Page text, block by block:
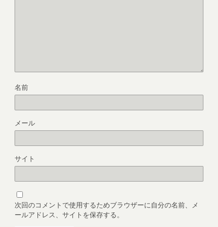
名前
メール
サイト
次回のコメントで使用するためブラウザーに自分の名前、メ
ールアドレス、サイトを保存する。